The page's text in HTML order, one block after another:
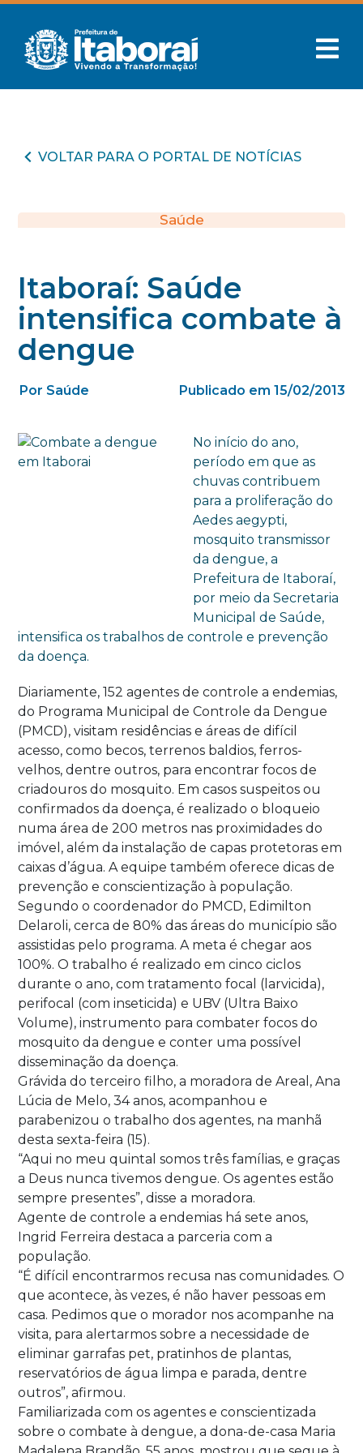
VOLTAR PARA O PORTAL DE NOTÍCIAS
Saúde
Itaboraí: Saúde
intensifica combate à
dengue
Por Saúde Publicado em 15/02/2013
No início do ano,
período em que as
chuvas contribuem
para a proliferação do
Aedes aegypti,
mosquito transmissor
da dengue, a
Prefeitura de Itaboraí,
por meio da Secretaria
Municipal de Saúde,
intensifica os trabalhos de controle e prevenção
da doença.
Diariamente, 152 agentes de controle a endemias,
do Programa Municipal de Controle da Dengue
(PMCD), visitam residências e áreas de difícil
acesso, como becos, terrenos baldios, ferros-
velhos, dentre outros, para encontrar focos de
criadouros do mosquito. Em casos suspeitos ou
confirmados da doença, é realizado o bloqueio
numa área de 200 metros nas proximidades do
imóvel, além da instalação de capas protetoras em
caixas d’água. A equipe também oferece dicas de
prevenção e conscientização à população.
Segundo o coordenador do PMCD, Edimilton
Delaroli, cerca de 80% das áreas do município são
assistidas pelo programa. A meta é chegar aos
100%. O trabalho é realizado em cinco ciclos
durante o ano, com tratamento focal (larvicida),
perifocal (com inseticida) e UBV (Ultra Baixo
Volume), instrumento para combater focos do
mosquito da dengue e conter uma possível
disseminação da doença.
Grávida do terceiro filho, a moradora de Areal, Ana
Lúcia de Melo, 34 anos, acompanhou e
parabenizou o trabalho dos agentes, na manhã
desta sexta-feira (15).
“Aqui no meu quintal somos três famílias, e graças
a Deus nunca tivemos dengue. Os agentes estão
sempre presentes”, disse a moradora.
Agente de controle a endemias há sete anos,
Ingrid Ferreira destaca a parceria com a
população.
“É difícil encontrarmos recusa nas comunidades. O
que acontece, às vezes, é não haver pessoas em
casa. Pedimos que o morador nos acompanhe na
visita, para alertarmos sobre a necessidade de
eliminar garrafas pet, pratinhos de plantas,
reservatórios de água limpa e parada, dentre
outros”, afirmou.
Familiarizada com os agentes e conscientizada
sobre o combate à dengue, a dona-de-casa Maria